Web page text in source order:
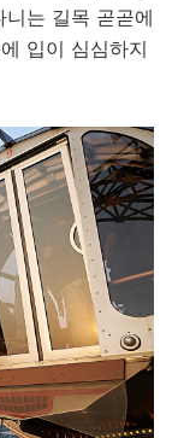
는 길목 곧곧에
입이 심심하지